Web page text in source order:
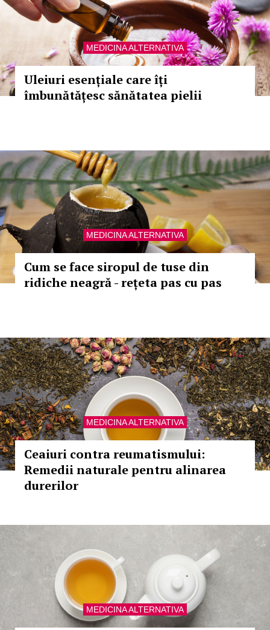
MEDICINA ALTERNATIVA
Uleiuri esențiale care îți
îmbunătățesc sănătatea pielii
MEDICINA ALTERNATIVA
Cum se face siropul de tuse din
ridiche neagră - rețeta pas cu pas
MEDICINA ALTERNATIVA
Ceaiuri contra reumatismului:
Remedii naturale pentru alinarea
durerilor
MEDICINA ALTERNATIVA